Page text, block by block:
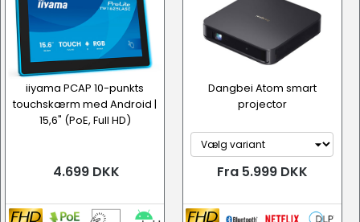
iiyama PCAP 10-punkts
touchskærm med Android |
15,6" (PoE, Full HD)
4.699 DKK
Dangbei Atom smart
projector
Fra 5.999 DKK